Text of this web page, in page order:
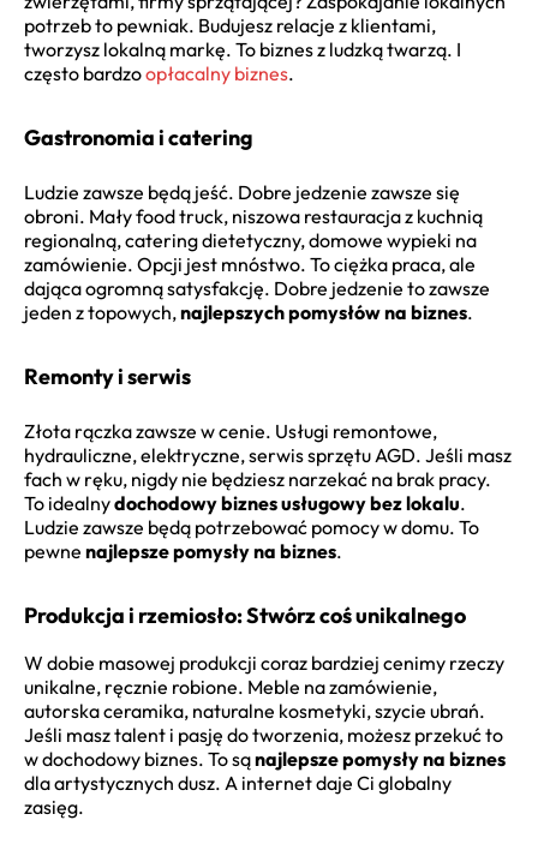
potrzeb to pewniak. Budujesz relacje z klientami,
tworzysz lokalną markę. To biznes z ludzką twarzą. I
często bardzoopłacalny biznes.
Gastronomia i catering
Ludzie zawsze będą jeść. Dobre jedzenie zawsze się
obroni. Mały food truck, niszowa restauracja z kuchnią
regionalną, catering dietetyczny, domowe wypieki na
zamówienie. Opcji jest mnóstwo. To ciężka praca, ale
dająca ogromną satysfakcję. Dobre jedzenie to zawsze
jeden z topowych,najlepszych pomysłów na biznes.
Remonty i serwis
Złota rączka zawsze w cenie. Usługi remontowe,
hydrauliczne, elektryczne, serwis sprzętu AGD. Jeśli masz
fach w ręku, nigdy nie będziesz narzekać na brak pracy.
To idealnydochodowy biznes usługowy bez lokalu.
Ludzie zawsze będą potrzebować pomocy w domu. To
pewne najlepsze pomysły na biznes.
Produkcja i rzemiosło: Stwórz coś unikalnego
W dobie masowej produkcji coraz bardziej cenimy rzeczy
unikalne, ręcznie robione. Meble na zamówienie,
autorska ceramika, naturalne kosmetyki, szycie ubrań.
Jeśli masz talent i pasję do tworzenia, możesz przekuć to
w dochodowy biznes. To sąnajlepsze pomysły na biznes
dla artystycznych dusz. A internet daje Ci globalny
zasięg.